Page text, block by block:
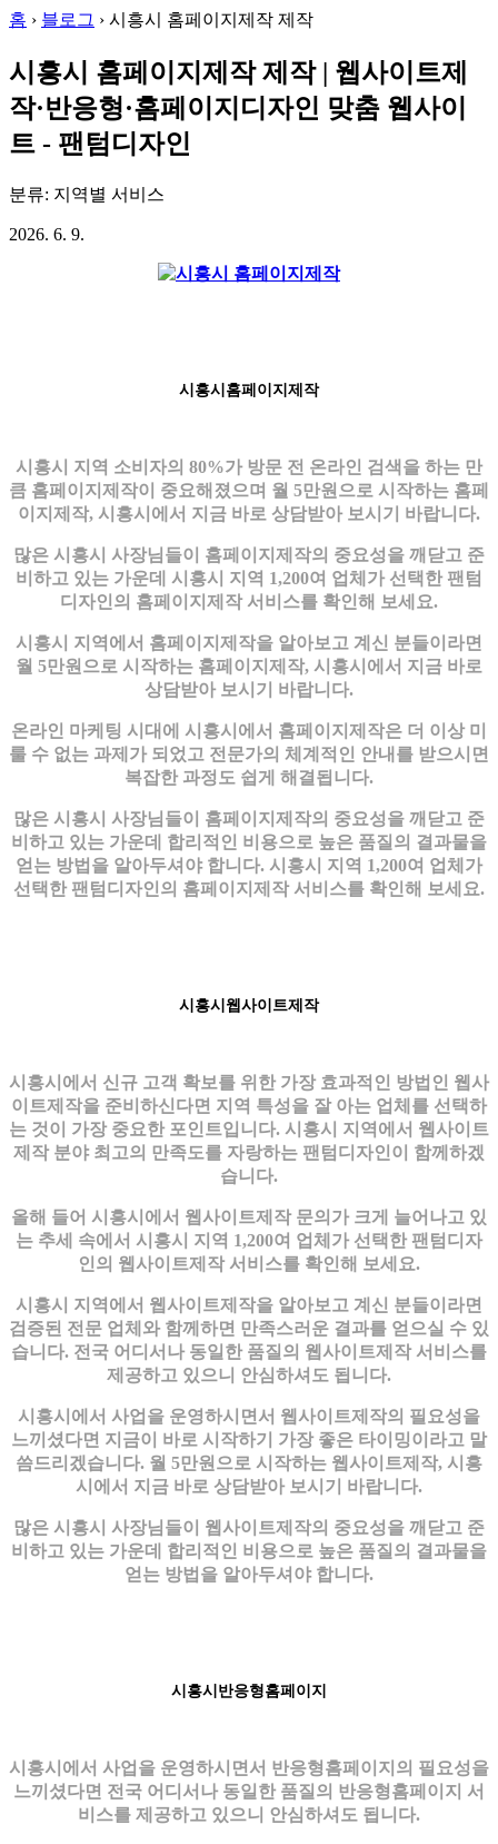
홈 › 블로그 › 시흥시 홈페이지제작 제작
시흥시 홈페이지제작 제작 | 웹사이트제
작·반응형·홈페이지디자인 맞춤 웹사이
트 - 팬텀디자인
분류: 지역별 서비스
2026. 6. 9.
시흥시홈페이지제작
시흥시 지역 소비자의 80%가 방문 전 온라인 검색을 하는 만
큼 홈페이지제작이 중요해졌으며 월 5만원으로 시작하는 홈페
이지제작, 시흥시에서 지금 바로 상담받아 보시기 바랍니다.
많은 시흥시 사장님들이 홈페이지제작의 중요성을 깨닫고 준
비하고 있는 가운데 시흥시 지역 1,200여 업체가 선택한 팬텀
디자인의 홈페이지제작 서비스를 확인해 보세요.
시흥시 지역에서 홈페이지제작을 알아보고 계신 분들이라면
월 5만원으로 시작하는 홈페이지제작, 시흥시에서 지금 바로
상담받아 보시기 바랍니다.
온라인 마케팅 시대에 시흥시에서 홈페이지제작은 더 이상 미
룰 수 없는 과제가 되었고 전문가의 체계적인 안내를 받으시면
복잡한 과정도 쉽게 해결됩니다.
많은 시흥시 사장님들이 홈페이지제작의 중요성을 깨닫고 준
비하고 있는 가운데 합리적인 비용으로 높은 품질의 결과물을
얻는 방법을 알아두셔야 합니다. 시흥시 지역 1,200여 업체가
선택한 팬텀디자인의 홈페이지제작 서비스를 확인해 보세요.
시흥시웹사이트제작
시흥시에서 신규 고객 확보를 위한 가장 효과적인 방법인 웹사
이트제작을 준비하신다면 지역 특성을 잘 아는 업체를 선택하
는 것이 가장 중요한 포인트입니다. 시흥시 지역에서 웹사이트
제작 분야 최고의 만족도를 자랑하는 팬텀디자인이 함께하겠
습니다.
올해 들어 시흥시에서 웹사이트제작 문의가 크게 늘어나고 있
는 추세 속에서 시흥시 지역 1,200여 업체가 선택한 팬텀디자
인의 웹사이트제작 서비스를 확인해 보세요.
시흥시 지역에서 웹사이트제작을 알아보고 계신 분들이라면
검증된 전문 업체와 함께하면 만족스러운 결과를 얻으실 수 있
습니다. 전국 어디서나 동일한 품질의 웹사이트제작 서비스를
제공하고 있으니 안심하셔도 됩니다.
시흥시에서 사업을 운영하시면서 웹사이트제작의 필요성을
느끼셨다면 지금이 바로 시작하기 가장 좋은 타이밍이라고 말
씀드리겠습니다. 월 5만원으로 시작하는 웹사이트제작, 시흥
시에서 지금 바로 상담받아 보시기 바랍니다.
많은 시흥시 사장님들이 웹사이트제작의 중요성을 깨닫고 준
비하고 있는 가운데 합리적인 비용으로 높은 품질의 결과물을
얻는 방법을 알아두셔야 합니다.
시흥시반응형홈페이지
시흥시에서 사업을 운영하시면서 반응형홈페이지의 필요성을
느끼셨다면 전국 어디서나 동일한 품질의 반응형홈페이지 서
비스를 제공하고 있으니 안심하셔도 됩니다.